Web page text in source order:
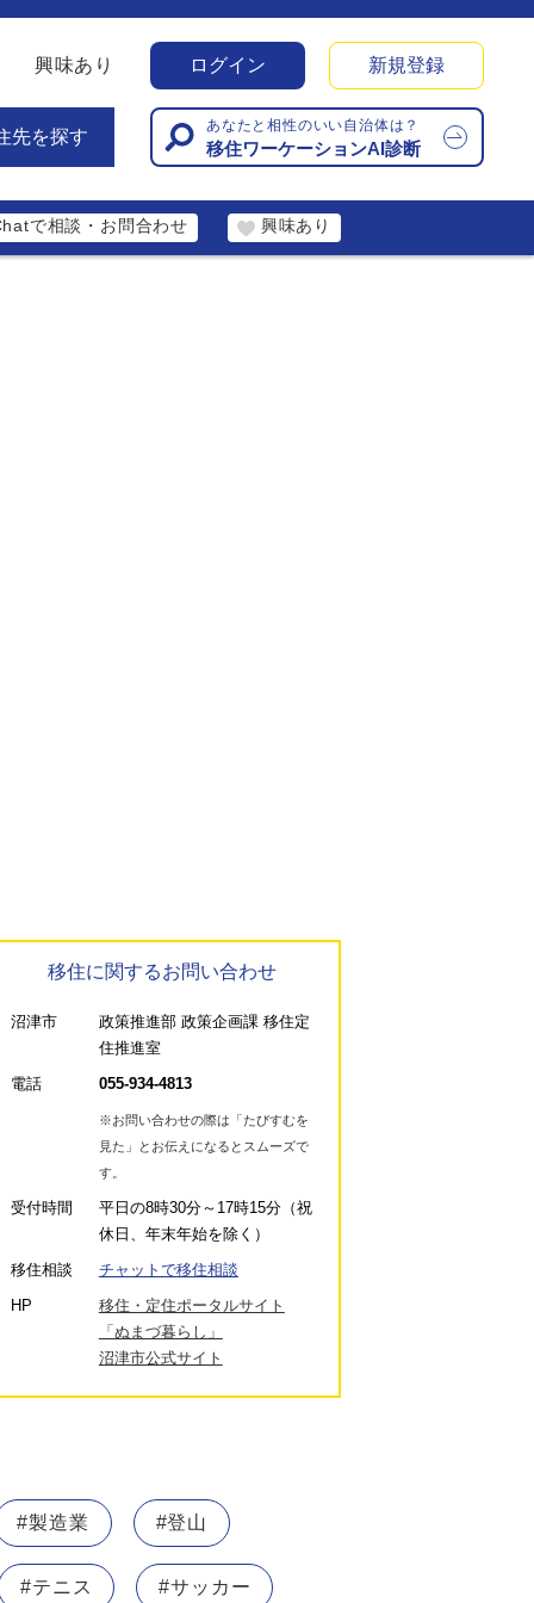
興味あり ログイン 新規登録
先を探す
あなたと相性のいい自治体は？
移住ワーケーションAI診断
で相談・お問合わせ 興味あり
移住に関するお問い合わせ
沼津市
政策推進部 政策企画課 移住定
住推進室
電話
055-934-4813
※お問い合わせの際は「たびすむを
見た」とお伝えになるとスムーズで
す。
受付時間
平日の8時30分～17時15分（祝
休日、年末年始を除く）
移住相談
チャットで移住相談
HP
移住・定住ポータルサイト
「ぬまづ暮らし」
沼津市公式サイト
#製造業 #登山
#テニス #サッカー